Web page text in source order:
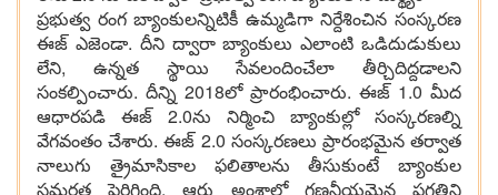
ప్ర‌భుత్వ రంగ బ్యాంకుల‌న్నిటికీ ఉమ్మ‌డిగా నిర్దేశించిన సంస్క‌ర‌ణ
ఈజ్ ఎజెండా. దీని ద్వారా బ్యాంకులు ఎలాంటి ఒడిదుడుకులు
లేని, ఉన్న‌త స్థాయి సేవ‌లందించేలా తీర్చిదిద్ద‌డాల‌ని
సంక‌ల్పించారు. దీన్ని 2018లో ప్రారంభించారు. ఈజ్ 1.0 మీద
ఆధార‌ప‌డి ఈజ్ 2.0ను నిర్మించి బ్యాంకుల్లో సంస్క‌ర‌ణ‌ల్ని
వేగ‌వంతం చేశారు. ఈజ్ 2.0 సంస్క‌ర‌ణ‌లు ప్రారంభ‌మైన త‌ర్వాత
నాలుగు త్రైమాసికాల ఫ‌లితాల‌ను తీసుకుంటే బ్యాంకుల
స‌మ‌ర్థ‌త పెరిగింది. ఆరు అంశాల్లో గ‌ణ‌నీయ‌మైన ప్ర‌గ‌తిని